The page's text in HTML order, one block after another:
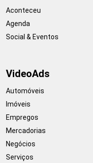
Aconteceu
Agenda
Social & Eventos
VideoAds
Automóveis
Imóveis
Empregos
Mercadorias
Negócios
Serviços